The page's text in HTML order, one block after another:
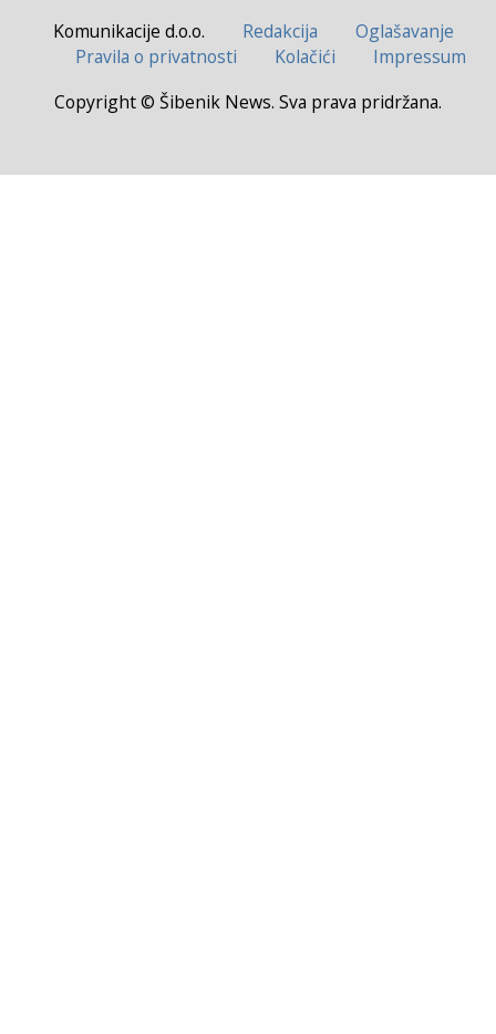
Komunikacije d.o.o. Redakcija
Oglašavanje
Pravila o privatnosti
Kolačići
Impressum
Copyright © Šibenik News. Sva prava pridržana.